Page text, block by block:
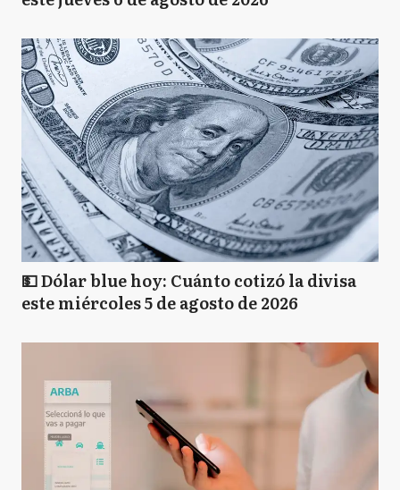
💵 Dólar blue hoy: Cuánto cotizó la divisa
este miércoles 5 de agosto de 2026